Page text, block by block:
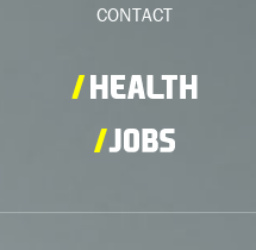
CONTACT